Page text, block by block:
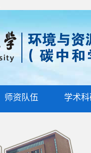
师资队伍 学术